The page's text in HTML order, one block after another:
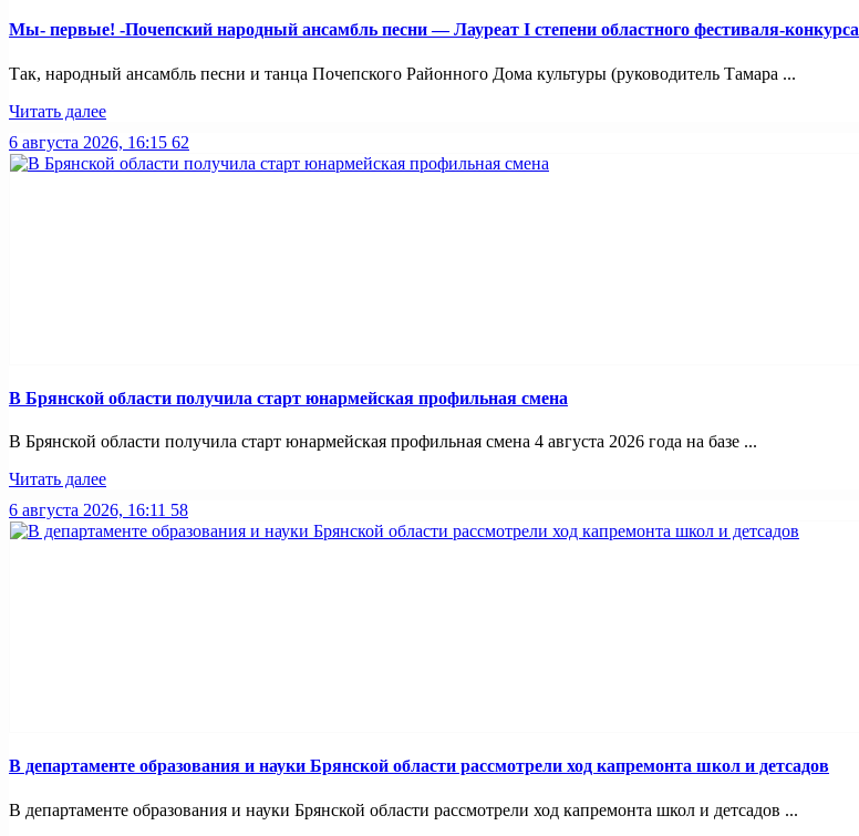
Мы- первые! -Почепский народный ансамбль песни — Лауреат I степени областного фестиваля-конкурса
Так, народный ансамбль песни и танца Почепского Районного Дома культуры (руководитель Тамара ...
Читать далее
6 августа 2026, 16:15 62
В Брянской области получила старт юнармейская профильная смена
В Брянской области получила старт юнармейская профильная смена 4 августа 2026 года на базе ...
Читать далее
6 августа 2026, 16:11 58
В департаменте образования и науки Брянской области рассмотрели ход капремонта школ и детсадов
В департаменте образования и науки Брянской области рассмотрели ход капремонта школ и детсадов ...